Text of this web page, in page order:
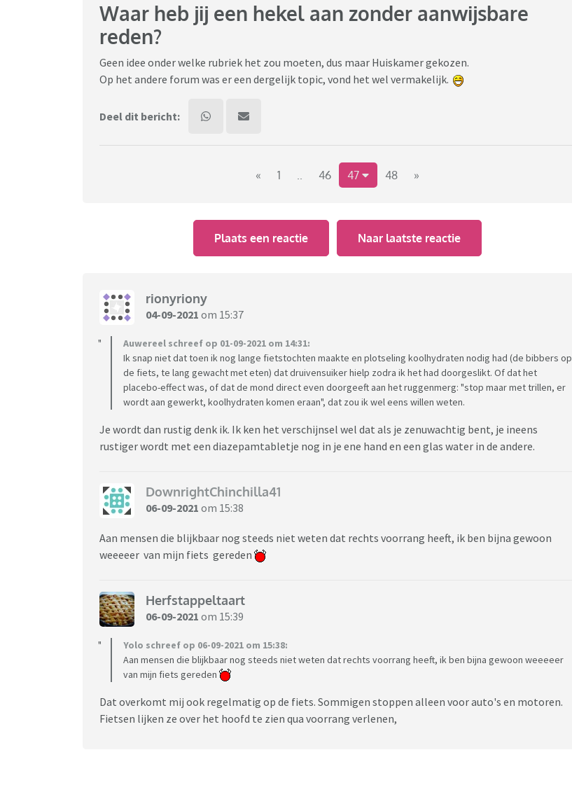
Waar heb jij een hekel aan zonder aanwijsbare
reden?
Geen idee onder welke rubriek het zou moeten, dus maar Huiskamer gekozen.
Op het andere forum was er een dergelijk topic, vond het wel vermakelijk.
Deel dit bericht:
« 1 .. 46 47 48 »
Plaats een reactie Naar laatste reactie
rionyriony
04-09-2021 om 15:37
Auwereel schreef op 01-09-2021 om 14:31:
Ik snap niet dat toen ik nog lange fietstochten maakte en plotseling koolhydraten nodig had (de bibbers op
de fiets, te lang gewacht met eten) dat druivensuiker hielp zodra ik het had doorgeslikt. Of dat het
placebo-effect was, of dat de mond direct even doorgeeft aan het ruggenmerg: "stop maar met trillen, er
wordt aan gewerkt, koolhydraten komen eraan", dat zou ik wel eens willen weten.
Je wordt dan rustig denk ik. Ik ken het verschijnsel wel dat als je zenuwachtig bent, je ineens
rustiger wordt met een diazepamtabletje nog in je ene hand en een glas water in de andere.
DownrightChinchilla41
06-09-2021 om 15:38
Aan mensen die blijkbaar nog steeds niet weten dat rechts voorrang heeft, ik ben bijna gewoon
weeeeer van mijn fiets gereden
Herfstappeltaart
06-09-2021 om 15:39
Yolo schreef op 06-09-2021 om 15:38:
Aan mensen die blijkbaar nog steeds niet weten dat rechts voorrang heeft, ik ben bijna gewoon weeeeer
van mijn fiets gereden
Dat overkomt mij ook regelmatig op de fiets. Sommigen stoppen alleen voor auto's en motoren.
Fietsen lijken ze over het hoofd te zien qua voorrang verlenen,